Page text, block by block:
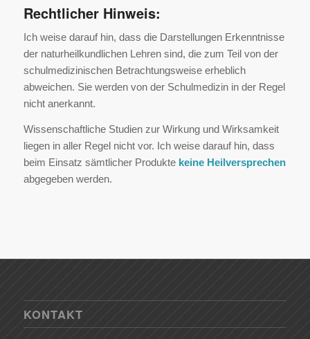
Rechtlicher Hinweis:
Ich weise darauf hin, dass die Darstellungen Erkenntnisse
der naturheilkundlichen Lehren sind, die zum Teil von der
schulmedizinischen Betrachtungsweise erheblich
abweichen. Sie werden von der Schulmedizin in der Regel
nicht anerkannt.
Wissenschaftliche Studien zur Wirkung und Wirksamkeit
liegen in aller Regel nicht vor. Ich weise darauf hin, dass
beim Einsatz sämtlicher Produkte keine Heilversprechen
abgegeben werden.
KONTAKT